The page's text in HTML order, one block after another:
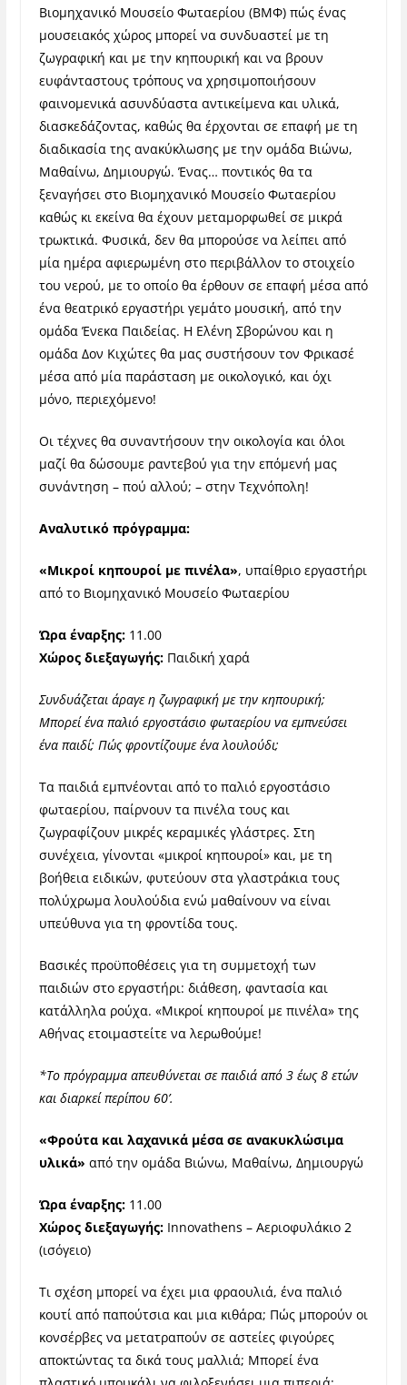
Βιομηχανικό Μουσείο Φωταερίου (ΒΜΦ) πώς ένας
μουσειακός χώρος μπορεί να συνδυαστεί με τη
ζωγραφική και με την κηπουρική και να βρουν
ευφάνταστους τρόπους να χρησιμοποιήσουν
φαινομενικά ασυνδύαστα αντικείμενα και υλικά,
διασκεδάζοντας, καθώς θα έρχονται σε επαφή με τη
διαδικασία της ανακύκλωσης με την ομάδα Βιώνω,
Μαθαίνω, Δημιουργώ. Ένας… ποντικός θα τα
ξεναγήσει στο Βιομηχανικό Μουσείο Φωταερίου
καθώς κι εκείνα θα έχουν μεταμορφωθεί σε μικρά
τρωκτικά. Φυσικά, δεν θα μπορούσε να λείπει από
μία ημέρα αφιερωμένη στο περιβάλλον το στοιχείο
του νερού, με το οποίο θα έρθουν σε επαφή μέσα από
ένα θεατρικό εργαστήρι γεμάτο μουσική, από την
ομάδα Ένεκα Παιδείας. Η Ελένη Σβορώνου και η
ομάδα Δον Κιχώτες θα μας συστήσουν τον Φρικασέ
μέσα από μία παράσταση με οικολογικό, και όχι
μόνο, περιεχόμενο!
Οι τέχνες θα συναντήσουν την οικολογία και όλοι
μαζί θα δώσουμε ραντεβού για την επόμενή μας
συνάντηση – πού αλλού; – στην Τεχνόπολη!
Αναλυτικό πρόγραμμα:
«Μικροί κηπουροί με πινέλα», υπαίθριο εργαστήρι
από το Βιομηχανικό Μουσείο Φωταερίου
Ώρα έναρξης: 11.00
Χώρος διεξαγωγής: Παιδική χαρά
Συνδυάζεται άραγε η ζωγραφική με την κηπουρική;
Μπορεί ένα παλιό εργοστάσιο φωταερίου να εμπνεύσει
ένα παιδί; Πώς φροντίζουμε ένα λουλούδι;
Τα παιδιά εμπνέονται από το παλιό εργοστάσιο
φωταερίου, παίρνουν τα πινέλα τους και
ζωγραφίζουν μικρές κεραμικές γλάστρες. Στη
συνέχεια, γίνονται «μικροί κηπουροί» και, με τη
βοήθεια ειδικών, φυτεύουν στα γλαστράκια τους
πολύχρωμα λουλούδια ενώ μαθαίνουν να είναι
υπεύθυνα για τη φροντίδα τους.
Βασικές προϋποθέσεις για τη συμμετοχή των
παιδιών στο εργαστήρι: διάθεση, φαντασία και
κατάλληλα ρούχα. «Μικροί κηπουροί με πινέλα» της
Αθήνας ετοιμαστείτε να λερωθούμε!
*Το πρόγραμμα απευθύνεται σε παιδιά από 3 έως 8 ετών
και διαρκεί περίπου 60’.
«Φρούτα και λαχανικά μέσα σε ανακυκλώσιμα
υλικά» από την ομάδα Βιώνω, Μαθαίνω, Δημιουργώ
Ώρα έναρξης: 11.00
Χώρος διεξαγωγής: Innovathens – Αεριοφυλάκιο 2
(ισόγειο)
Τι σχέση μπορεί να έχει μια φραουλιά, ένα παλιό
κουτί από παπούτσια και μια κιθάρα; Πώς μπορούν οι
κονσέρβες να μετατραπούν σε αστείες φιγούρες
αποκτώντας τα δικά τους μαλλιά; Μπορεί ένα